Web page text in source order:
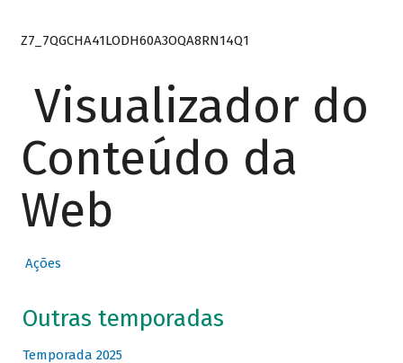
Z7_7QGCHA41LODH60A3OQA8RN14Q1
Visualizador do
Conteúdo da
Web
Ações
Outras temporadas
Temporada 2025